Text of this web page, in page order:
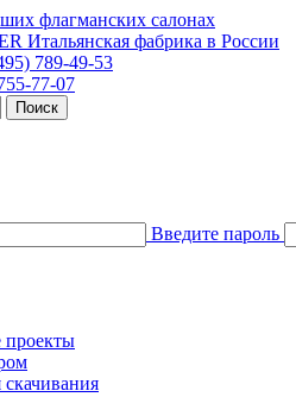
флагманских салонах
Итальянская фабрика в России
789-49-53
77-07
Введите пароль
проекты